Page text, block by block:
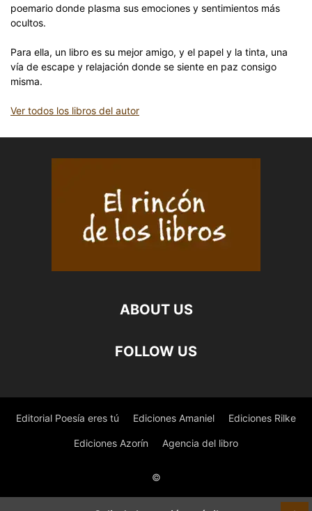
poemario donde plasma sus emociones y sentimientos más
ocultos.
Para ella, un libro es su mejor amigo, y el papel y la tinta, una
vía de escape y relajación donde se siente en paz consigo
misma.
Ver todos los libros del autor
ABOUT US
FOLLOW US
Editorial Poesía eres tú Ediciones Amaniel Ediciones Rilke
Ediciones Azorín Agencia del libro
©